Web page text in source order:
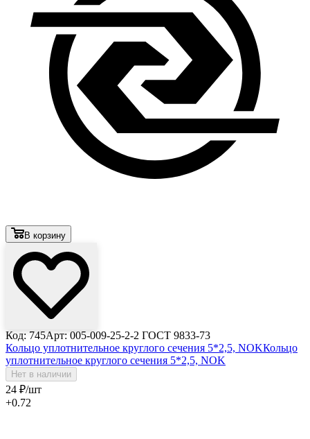
В корзину
Код: 745Арт: 005-009-25-2-2 ГОСТ 9833-73
Кольцо уплотнительное круглого сечения 5*2,5, NOKКольцо
уплотнительное круглого сечения 5*2,5, NOK
Нет в наличии
24 ₽/шт
+0.72